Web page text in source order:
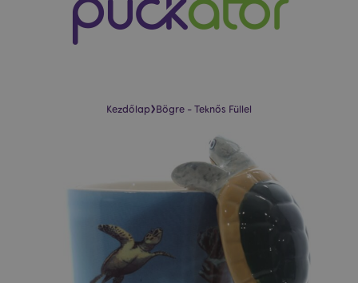
Kezdőlap›Bögre - Teknős Füllel